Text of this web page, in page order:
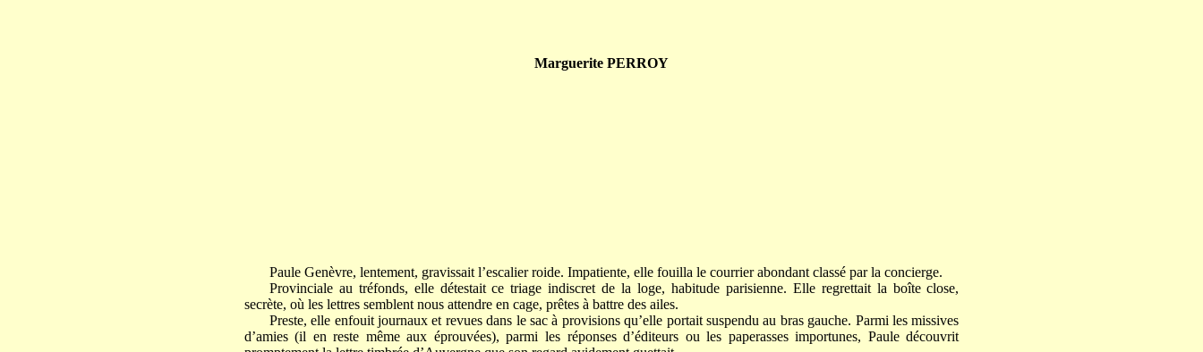
Marguerite PERROY
Paule Genèvre, lentement, gravissait l’escalier roide. Impatiente, elle fouilla le courrier abondant classé par la concierge.
Provinciale au tréfonds, elle détestait ce triage indiscret de la loge, habitude parisienne. Elle regrettait la boîte close,
secrète, où les lettres semblent nous attendre en cage, prêtes à battre des ailes.
Preste, elle enfouit journaux et revues dans le sac à provisions qu’elle portait suspendu au bras gauche. Parmi les missives
d’amies (il en reste même aux éprouvées), parmi les réponses d’éditeurs ou les paperasses importunes, Paule découvrit